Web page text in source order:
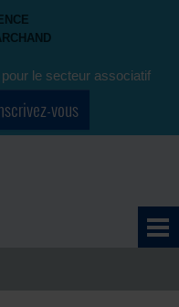
le secteur associatif
vous